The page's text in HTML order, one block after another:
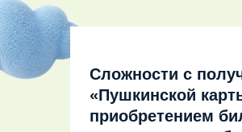
Сложности с
«Пушкинской
приобретением